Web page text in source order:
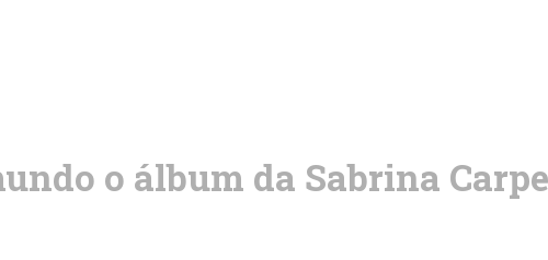
o álbum da Sabrina